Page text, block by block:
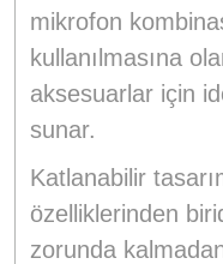
mikrofon
kullanılmasına
aksesuarlar için
sunar.
Katlanabilir
özelliklerinden
zorunda